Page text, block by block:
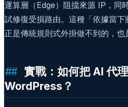
運算層（Edge）阻擋來源 IP，同
試修復受損路由。這種「依據當下
正是傳統規則式外掛做不到的，也
實戰：如何把 AI 代
WordPress？